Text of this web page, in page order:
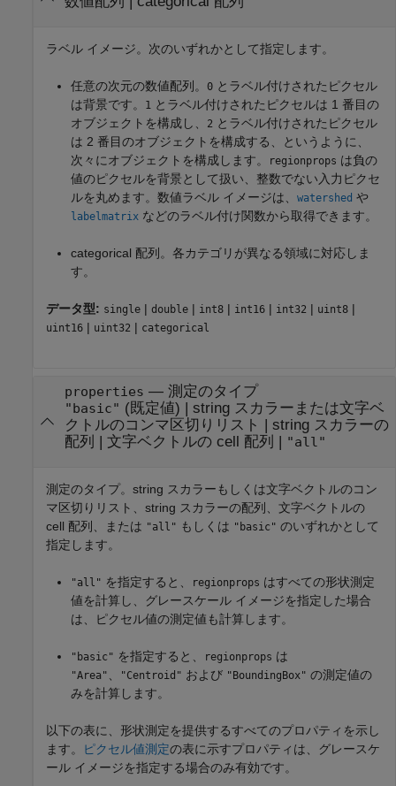
ラベル イメージ。次のいずれかとして指定します。
任意の次元の数値配列。 0 とラベル付けされたピクセル
は背景です。
1 とラベル付けされたピクセルは 1 番目の
オブジェクトを構成し、
2 とラベル付けされたピクセル
は 2 番目のオブジェクトを構成する、というように、
次々にオブジェクトを構成します。
regionprops は負の
値のピクセルを背景として扱い、整数でない入力ピクセ
ルを丸めます。数値ラベル イメージは、 watershed や
labelmatrix などのラベル付け関数から取得できます。
categorical 配列。各カテゴリが異なる領域に対応しま
す。
データ型: single | double | int8 | int16 | int32 | uint8 |
uint16 | uint32 | categorical
properties — 測定のタイプ
"basic" (既定値) | string スカラーまたは文字ベ
クトルのコンマ区切りリスト
string スカラーの
配列
文字ベクトルの cell 配列 "all"
測定のタイプ。string スカラーもしくは文字ベクトルのコン
マ区切りリスト、string スカラーの配列、文字ベクトルの
cell 配列、または "all" もしくは "basic" のいずれかとして
指定します。
"all" を指定すると、 regionprops はすべての形状測定
値を計算し、グレースケール イメージを指定した場合
は、ピクセル値の測定値も計算します。
"basic" を指定すると、 regionprops は
"Area" "Centroid" および "BoundingBox" の測定値の
みを計算します。
以下の表に、形状測定を提供するすべてのプロパティを示し
ます。
ピクセル値測定の表に示すプロパティは、グレースケ
ール イメージを指定する場合のみ有効です。